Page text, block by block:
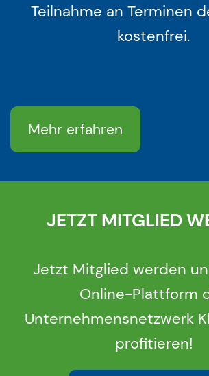
Teilnahme an Terminen
kostenfrei.
Mehr erfahren
JETZT MITGLIED
Jetzt Mitglied werden
Online-Plattform
Unternehmensnetzwerk
profitieren!